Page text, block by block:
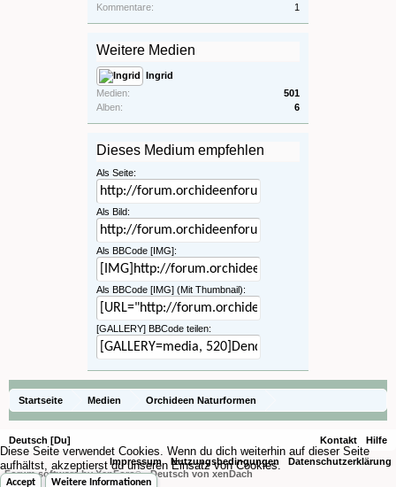
Kommentare:
1
Weitere Medien
Ingrid
Medien:
501
Alben:
6
Dieses Medium empfehlen
Als Seite:
Als Bild:
Als BBCode [IMG]:
Als BBCode [IMG] (Mit Thumbnail):
[GALLERY] BBCode teilen:
Startseite Medien Orchideen Naturformen
Deutsch [Du] Kontakt
Hilfe
Impressum
Nutzungsbedingungen
Datenschutzerklärung
Forum software by XenForo® -Deutsch von xenDach
Diese Seite verwendet Cookies. Wenn du dich weiterhin auf dieser Seite
aufhältst, akzeptierst du unseren Einsatz von Cookies.
Accept Weitere Informationen